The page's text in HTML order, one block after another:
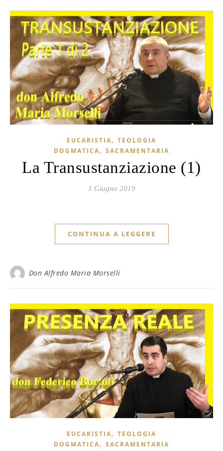
EUCARISTIA, TEOLOGIA
DOGMATICA, SACRAMENTARIA
La Transustanziazione (1)
1 Giugno 2019
CONTINUA A LEGGERE
Don Alfredo Maria Morselli
EUCARISTIA, TEOLOGIA
DOGMATICA, SACRAMENTARIA